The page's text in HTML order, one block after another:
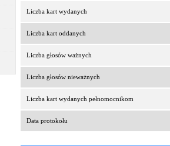
Liczba kart wydanych
Liczba kart oddanych
Liczba głosów ważnych
Liczba głosów nieważnych
Liczba kart wydanych pełnomocnikom
Data protokołu